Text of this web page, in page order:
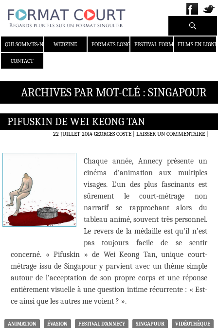
QUI SOMMES-NOUS ?WEBZINE FORMATS LONGS FESTIVAL FORMAT COURT
FILMS EN LIGNE
CONTACT
Recherche
ARCHIVES PAR MOT-CLÉ : SINGAPOUR
PIFUSKIN DE WEI KEONG TAN
22 JUILLET 2014 GEORGES COSTE LAISSER UN COMMENTAIRE|
Chaque année, Annecy présente un
cinéma d’animation aux multiples
visages. L’un des plus fascinants est
sûrement le court-métrage non
narratif se rapprochant alors du
tableau animé, souvent très personnel.
Le revers de la médaille est qu’il n’est
pas toujours facile de se sentir
concerné. « Pifuskin » de Wei Keong Tan, unique court-
métrage issu de Singapour y parvient avec un thème simple
autour de l’acceptation de son propre corps et une réponse
entièrement visuelle à une question intime récurrente : « Est-
ce ainsi que les autres me voient ? ».
ANIMATION ÉVASION FESTIVAL D'ANNECY SINGAPOUR VIDÉOTHÈQUE